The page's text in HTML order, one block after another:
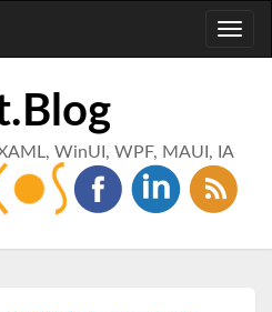
WinUI, WPF, MAUI, IA